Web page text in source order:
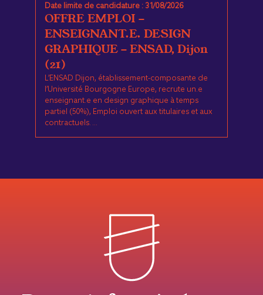
Date limite de candidature : 31/08/2026
OFFRE EMPLOI -
ENSEIGNANT.E. DESIGN
GRAPHIQUE - ENSAD, Dijon
(21)
L’ENSAD Dijon, établissement-composante de
l’Université Bourgogne Europe, recrute un.e
enseignant.e en design graphique à temps
partiel (50%), Emploi ouvert aux titulaires et aux
contractuels. ...